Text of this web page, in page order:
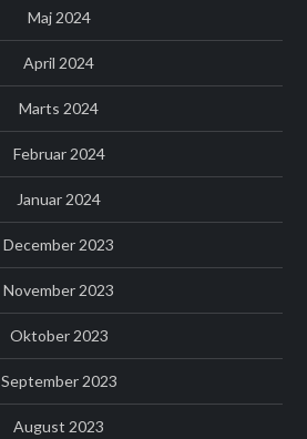
Maj 2024
April 2024
Marts 2024
Februar 2024
Januar 2024
December 2023
November 2023
Oktober 2023
September 2023
August 2023